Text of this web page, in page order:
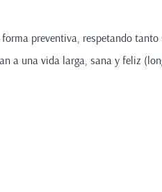
preventiva, respetando
a una vida larga, sana y feliz